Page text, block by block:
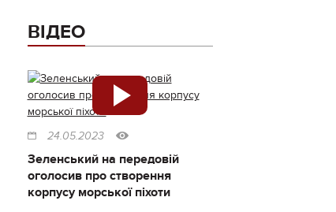
ВІДЕО
24.05.2023
Зеленський на передовій
оголосив про створення
корпусу морської піхоти